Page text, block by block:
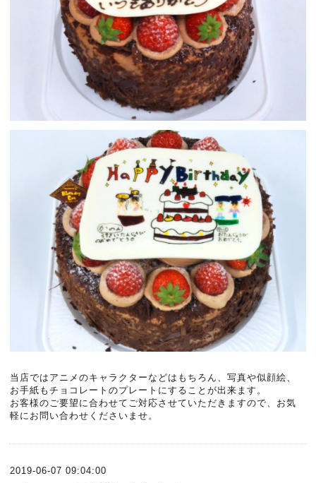
当店ではアニメのキャラクターなどはもちろん、写真や似顔絵、
お手紙もチョコレートのプレートにすることが出来ます。
お客様のご要望に合わせてご対応させていただきますので、お気
軽にお問い合わせくださいませ。
2019-06-07 09:04:00